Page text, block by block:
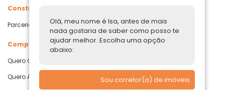
Olá, meu nome é Isa, antes de mais
nada gostaria de saber como posso te
ajudar melhor. Escolha uma opção
abaixo:
Sou corretor(a) de imóveis
Construtoras
Parcerias Imobiliárias
Comprar ou alugar
Quero Comprar
Quero Alugar